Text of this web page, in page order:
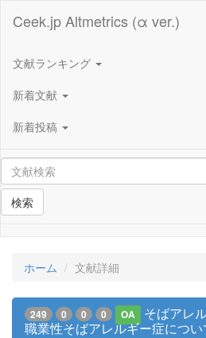
Ceek.jp Altmetrics (α ver.)
文献ランキング
新着文献
新着投稿
検索
ホーム 文献詳細
249 0 0 0 OA
そばアレ
職業性そばアレルギー症につい